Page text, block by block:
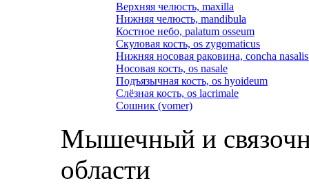
Верхняя челюсть, maxilla
Нижняя челюсть, mandibula
Костное небо, palatum osseum
Скуловая кость, os zygomaticus
Нижняя носовая раковина, concha
Носовая кость, os nasale
Подъязычная кость, os hyoideum
Слёзная кость, os lacrimale
Сошник (vomer)
Мышечный и
области